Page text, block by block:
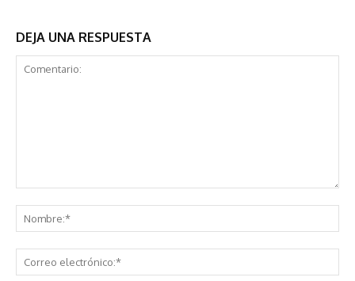
DEJA UNA RESPUESTA